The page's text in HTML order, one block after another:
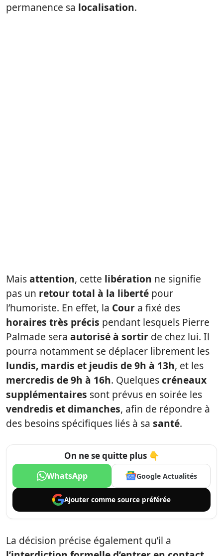
permanence sa localisation.
Maisattention, cette libération ne signifie
pas un retour total à la liberté pour
l’humoriste. En effet, la Cour a fixé des
horaires très précis pendant lesquels Pierre
Palmade sera autorisé à sortir de chez lui. Il
pourra notamment se déplacer librement les
lundis, mardis et jeudis de 9h à 13h, et les
mercredis de 9h à 16h. Quelquescréneaux
supplémentaires sont prévus en soirée les
vendredis et dimanches, afin de répondre à
des besoins spécifiques liés à sa santé.
On ne se quitte plus 👇
WhatsApp Google Actualités
Ajouter comme source préférée
La décision précise également qu’il a